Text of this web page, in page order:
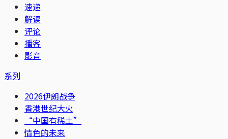
速递
解读
评论
播客
影音
系列
2026伊朗战争
香港世纪大火
“中国有稀土”
情色的未来